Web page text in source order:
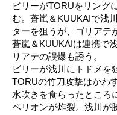
ビリーがTORUをリング
む。蒼嵐＆KUUKAIで浅
ターを狙うが、ゴリアテ
蒼嵐＆KUUKAIは連携で
リアテの誤爆も誘う。
ビリーが浅川にトドメを
TORUの竹刀攻撃はかわ
水吹きを食らったところ
ベリオンが炸裂。浅川が